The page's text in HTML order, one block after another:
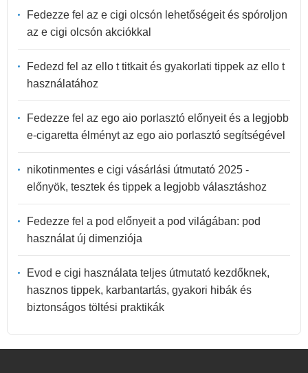
Fedezze fel az e cigi olcsón lehetőségeit és spóroljon
az e cigi olcsón akciókkal
Fedezd fel az ello t titkait és gyakorlati tippek az ello t
használatához
Fedezze fel az ego aio porlasztó előnyeit és a legjobb
e-cigaretta élményt az ego aio porlasztó segítségével
nikotinmentes e cigi vásárlási útmutató 2025 -
előnyök, tesztek és tippek a legjobb választáshoz
Fedezze fel a pod előnyeit a pod világában: pod
használat új dimenziója
Evod e cigi használata teljes útmutató kezdőknek,
hasznos tippek, karbantartás, gyakori hibák és
biztonságos töltési praktikák